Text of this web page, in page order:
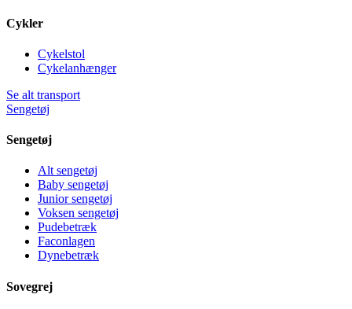
Cykler
Cykelstol
Cykelanhænger
Se alt transport
Sengetøj
Sengetøj
Alt sengetøj
Baby sengetøj
Junior sengetøj
Voksen sengetøj
Pudebetræk
Faconlagen
Dynebetræk
Sovegrej